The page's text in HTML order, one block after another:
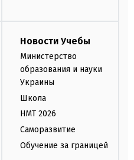
Новости Учебы
Министерство
образования и науки
Украины
Школа
НМТ 2026
Саморазвитие
Обучение за границей